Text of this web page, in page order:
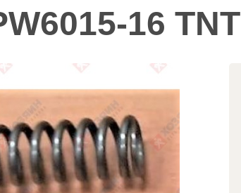
16 TNT